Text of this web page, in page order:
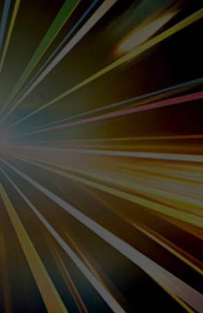
Ｅピース
試合詳細
たけびし